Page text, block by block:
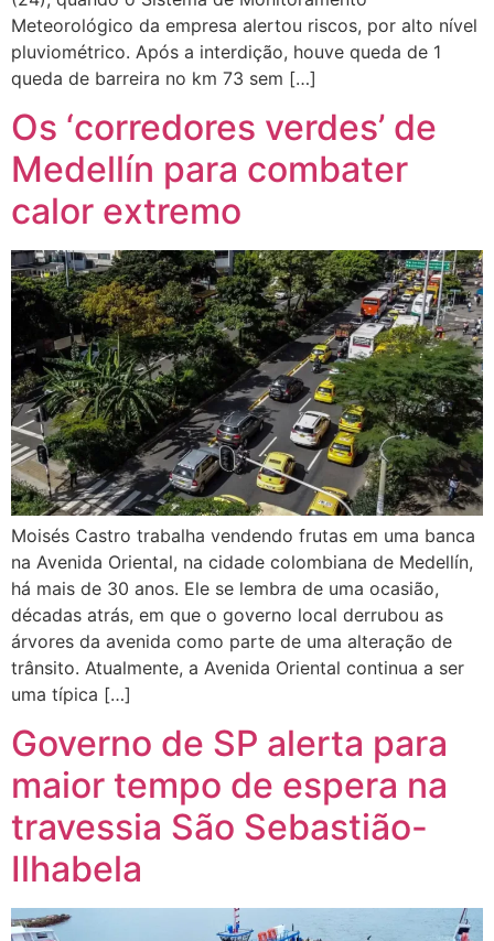
Meteorológico da empresa alertou riscos, por alto nível
pluviométrico. Após a interdição, houve queda de 1
queda de barreira no km 73 sem […]
Os ‘corredores verdes’ de
Medellín para combater
calor extremo
Moisés Castro trabalha vendendo frutas em uma banca
na Avenida Oriental, na cidade colombiana de Medellín,
há mais de 30 anos. Ele se lembra de uma ocasião,
décadas atrás, em que o governo local derrubou as
árvores da avenida como parte de uma alteração de
trânsito. Atualmente, a Avenida Oriental continua a ser
uma típica […]
Governo de SP alerta para
maior tempo de espera na
travessia São Sebastião-
Ilhabela